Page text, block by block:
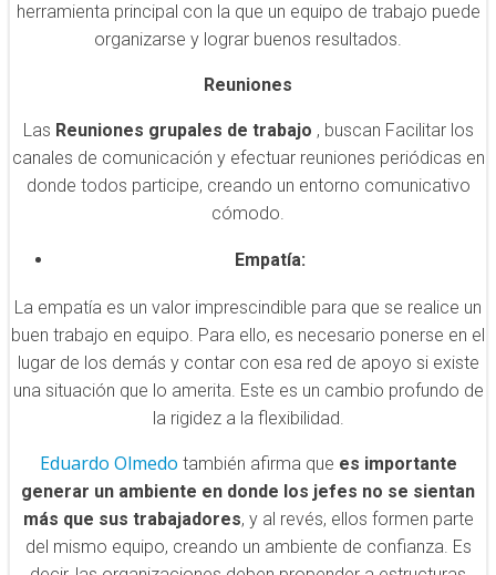
herramienta principal con la que un equipo de trabajo puede
organizarse y lograr buenos resultados.
Reuniones
Las Reuniones grupales de trabajo , buscan Facilitar los
canales de comunicación y efectuar reuniones periódicas en
donde todos participe, creando un entorno comunicativo
cómodo.
Empatía:
La empatía es un valor imprescindible para que se realice un
buen trabajo en equipo. Para ello, es necesario ponerse en el
lugar de los demás y contar con esa red de apoyo si existe
una situación que lo amerita. Este es un cambio profundo de
la rigidez a la flexibilidad.
Eduardo Olmedo también afirma que es importante
generar un ambiente en donde los jefes no se sientan
más que sus trabajadores, y al revés, ellos formen parte
del mismo equipo, creando un ambiente de confianza. Es